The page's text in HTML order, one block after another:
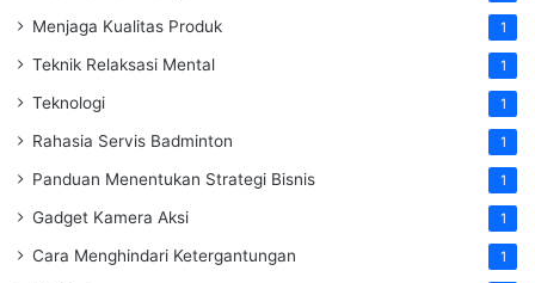
Menjaga Kualitas Produk 1
Teknik Relaksasi Mental 1
Teknologi 1
Rahasia Servis Badminton 1
Panduan Menentukan Strategi Bisnis 1
Gadget Kamera Aksi 1
Cara Menghindari Ketergantungan 1